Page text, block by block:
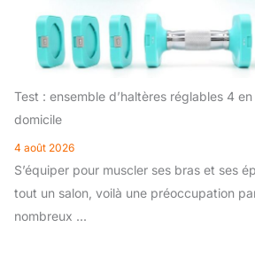
Test : ensemble d’haltères réglables 4
domicile
4 août 2026
S’équiper pour muscler ses bras et ses
tout un salon, voilà une préoccupation
nombreux ...